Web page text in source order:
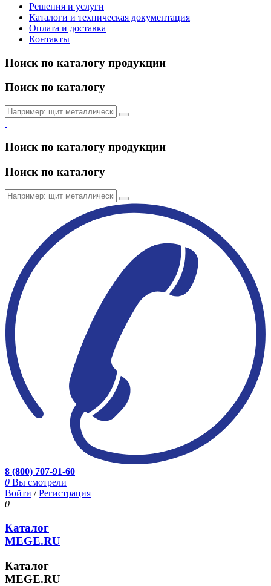
Решения и услуги
Каталоги и техническая документация
Оплата и доставка
Контакты
Поиск по каталогу продукции
Поиск по каталогу
Поиск по каталогу продукции
Поиск по каталогу
8 (800) 707-91-60
0 Вы смотрели
Войти /Регистрация
0
Каталог
MEGE.RU
Каталог
MEGE.RU